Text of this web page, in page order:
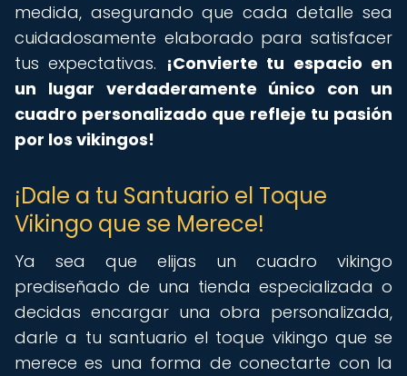
medida, asegurando que cada detalle sea
cuidadosamente elaborado para satisfacer
tus expectativas. ¡Convierte tu espacio en
un lugar verdaderamente único con un
cuadro personalizado que refleje tu pasión
por los vikingos!
¡Dale a tu Santuario el Toque
Vikingo que se Merece!
Ya sea que elijas un cuadro vikingo
prediseñado de una tienda especializada o
decidas encargar una obra personalizada,
darle a tu santuario el toque vikingo que se
merece es una forma de conectarte con la